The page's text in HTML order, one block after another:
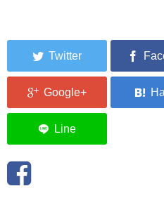
編みっ娘たち紹介
KRA BLOG
リンク
お問い合わせ